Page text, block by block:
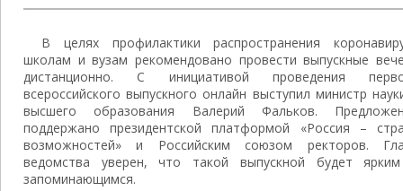
В целях профилактики распространения
школам и вузам рекомендовано провести выпускные
дистанционно. С инициативой проведения
всероссийского выпускного онлайн выступил министр
высшего образования Валерий Фальков.
поддержано президентской платформой «Россия –
возможностей» и Российским союзом ректоров.
ведомства уверен, что такой выпускной будет
запоминающимся.